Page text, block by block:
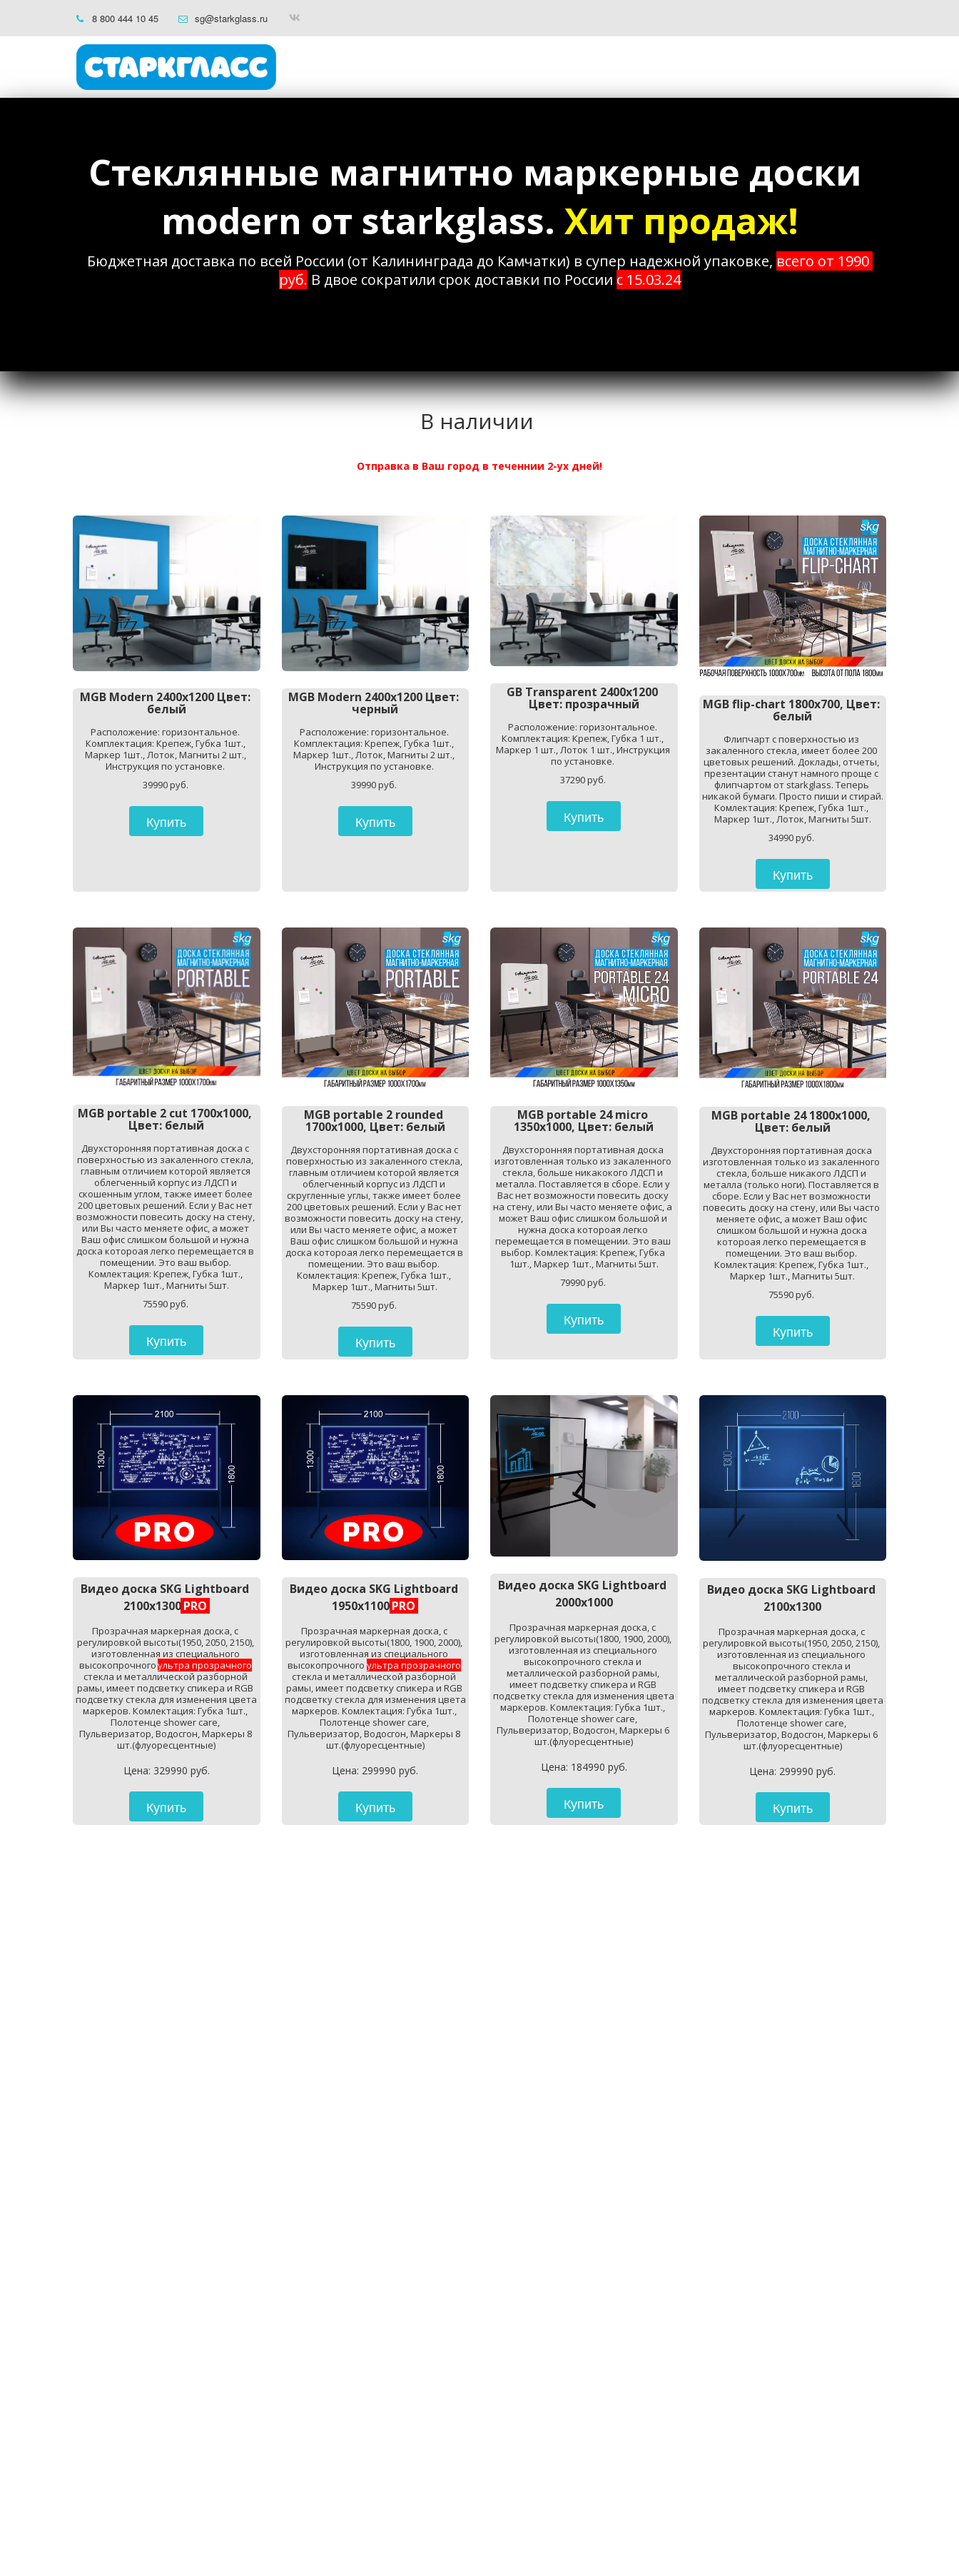
8 800 444 10 45 sg@starkglass.ru
Стеклянные магнитно маркерные доски
modern от starkglass. Хит продаж!
Бюджетная доставка по всей России (от Калининграда до Камчатки) в супер надежной упаковке, всего от 1990
руб. В двое сократили срок доставки по России с 15.03.24
В наличии
Отправка в Ваш город в теченнии 2-ух дней!
MGB Modern 2400x1200 Цвет:
белый
Расположение: горизонтальное.
Комплектация: Крепеж, Губка 1шт.,
Маркер 1шт., Лоток, Магниты 2 шт.,
Инструкция по установке.
39990 руб.
Купить
MGB Modern 2400x1200 Цвет:
черный
Расположение: горизонтальное.
Комплектация: Крепеж, Губка 1шт.,
Маркер 1шт., Лоток, Магниты 2 шт.,
Инструкция по установке.
39990 руб.
Купить
GB Transparent 2400x1200
Цвет: прозрачный
Расположение: горизонтальное.
Комплектация: Крепеж, Губка 1 шт.,
Маркер 1 шт., Лоток 1 шт., Инструкция
по установке.
37290 руб.
Купить
MGB flip-chart 1800х700, Цвет:
белый
Флипчарт с поверхностью из
закаленного стекла, имеет более 200
цветовых решений. Доклады, отчеты,
презентации станут намного проще с
флипчартом от starkglass. Теперь
никакой бумаги. Просто пиши и стирай.
Комлектация: Крепеж, Губка 1шт.,
Маркер 1шт., Лоток, Магниты 5шт.
34990 руб.
Купить
MGB portable 2 cut 1700х1000,
Цвет: белый
Двухсторонняя портативная доска с
поверхностью из закаленного стекла,
главным отличием которой является
облегченный корпус из ЛДСП и
скошенным углом, также имеет более
200 цветовых решений. Если у Вас нет
возможности повесить доску на стену,
или Вы часто меняете офис, а может
Ваш офис слишком большой и нужна
доска котороая легко перемещается в
помещении. Это ваш выбор.
Комлектация: Крепеж, Губка 1шт.,
Маркер 1шт., Магниты 5шт.
75590 руб.
Купить
MGB portable 2 rounded
1700х1000, Цвет: белый
Двухсторонняя портативная доска с
поверхностью из закаленного стекла,
главным отличием которой является
облегченный корпус из ЛДСП и
скругленные углы, также имеет более
200 цветовых решений. Если у Вас нет
возможности повесить доску на стену,
или Вы часто меняете офис, а может
Ваш офис слишком большой и нужна
доска котороая легко перемещается в
помещении. Это ваш выбор.
Комлектация: Крепеж, Губка 1шт.,
Маркер 1шт., Магниты 5шт.
75590 руб.
Купить
MGB portable 24 micro
1350х1000, Цвет: белый
Двухсторонняя портативная доска
изготовленная только из закаленного
стекла, больше никакокого ЛДСП и
металла. Поставляется в сборе. Если у
Вас нет возможности повесить доску
на стену, или Вы часто меняете офис, а
может Ваш офис слишком большой и
нужна доска котороая легко
перемещается в помещении. Это ваш
выбор. Комлектация: Крепеж, Губка
1шт., Маркер 1шт., Магниты 5шт.
79990 руб.
Купить
MGB portable 24 1800х1000,
Цвет: белый
Двухсторонняя портативная доска
изготовленная только из закаленного
стекла, больше никакого ЛДСП и
металла (только ноги). Поставляется в
сборе. Если у Вас нет возможности
повесить доску на стену, или Вы часто
меняете офис, а может Ваш офис
слишком большой и нужна доска
котороая легко перемещается в
помещении. Это ваш выбор.
Комлектация: Крепеж, Губка 1шт.,
Маркер 1шт., Магниты 5шт.
75590 руб.
Купить
Видео доска SKG Lightboard
2100х1300 PRO
Прозрачная маркерная доска, с
регулировкой высоты(1950, 2050, 2150),
изготовленная из специального
высокопрочного ультра прозрачного
стекла и металлической разборной
рамы, имеет подсветку спикера и RGB
подсветку стекла для изменения цвета
маркеров. Комлектация: Губка 1шт.,
Полотенце shower care,
Пульверизатор, Водосгон, Маркеры 8
шт.(флуоресцентные)
Цена: 329990 руб.
Купить
Видео доска SKG Lightboard
1950х1100PRO
Прозрачная маркерная доска, с
регулировкой высоты(1800, 1900, 2000),
изготовленная из специального
высокопрочного ультра прозрачного
стекла и металлической разборной
рамы, имеет подсветку спикера и RGB
подсветку стекла для изменения цвета
маркеров. Комлектация: Губка 1шт.,
Полотенце shower care,
Пульверизатор, Водосгон, Маркеры 8
шт.(флуоресцентные)
Цена: 299990 руб.
Купить
Видео доска SKG Lightboard
2000х1000
Прозрачная маркерная доска, с
регулировкой высоты(1800, 1900, 2000),
изготовленная из специального
высокопрочного стекла и
металлической разборной рамы,
имеет подсветку спикера и RGB
подсветку стекла для изменения цвета
маркеров. Комлектация: Губка 1шт.,
Полотенце shower care,
Пульверизатор, Водосгон, Маркеры 6
шт.(флуоресцентные)
Цена: 184990 руб.
Купить
Видео доска SKG Lightboard
2100х1300
Прозрачная маркерная доска, с
регулировкой высоты(1950, 2050, 2150),
изготовленная из специального
высокопрочного стекла и
металлической разборной рамы,
имеет подсветку спикера и RGB
подсветку стекла для изменения цвета
маркеров. Комлектация: Губка 1шт.,
Полотенце shower care,
Пульверизатор, Водосгон, Маркеры 6
шт.(флуоресцентные)
Цена: 299990 руб.
Купить